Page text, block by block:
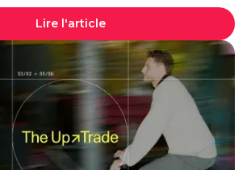
Lire l'article